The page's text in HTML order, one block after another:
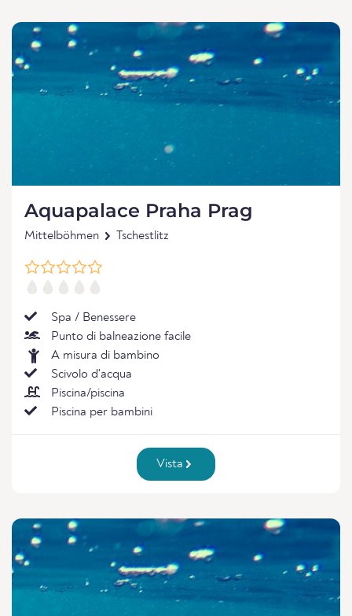
Aquapalace Praha Prag
Mittelböhmen Tschestlitz
Spa / Benessere
Punto di balneazione facile
A misura di bambino
Scivolo d'acqua
Piscina/piscina
Piscina per bambini
Vista